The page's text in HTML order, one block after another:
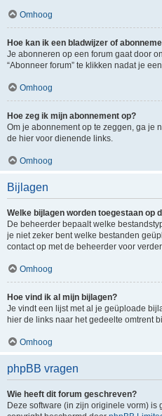
Omhoog
Hoe kan ik een bladwijzer of
Je abonneren op een forum gaat door
“Abonneer forum” te klikken nadat je
Omhoog
Hoe zeg ik mijn abonnement op?
Om je abonnement op te zeggen, ga je
de hier voor dienende links.
Omhoog
Bijlagen
Welke bijlagen worden toegestaan op
De beheerder bepaalt welke
je niet zeker bent welke bestanden
contact op met de beheerder voor
Omhoog
Hoe vind ik al mijn bijlagen?
Je vindt een lijst met al je geüploade
hier de links naar het gedeelte omtrent
Omhoog
phpBB vragen
Wie heeft dit forum geschreven?
Deze software (in zijn originele vorm)